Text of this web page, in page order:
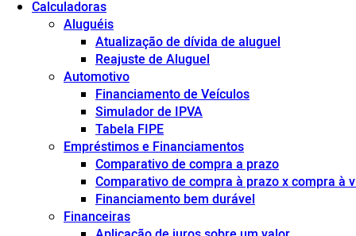
Calculadoras
Aluguéis
Atualização de dívida de aluguel
Reajuste de Aluguel
Automotivo
Financiamento de Veículos
Simulador de IPVA
Tabela FIPE
Empréstimos e Financiamentos
Comparativo de compra a prazo
Comparativo de compra à prazo x compra à
Financiamento bem durável
Financeiras